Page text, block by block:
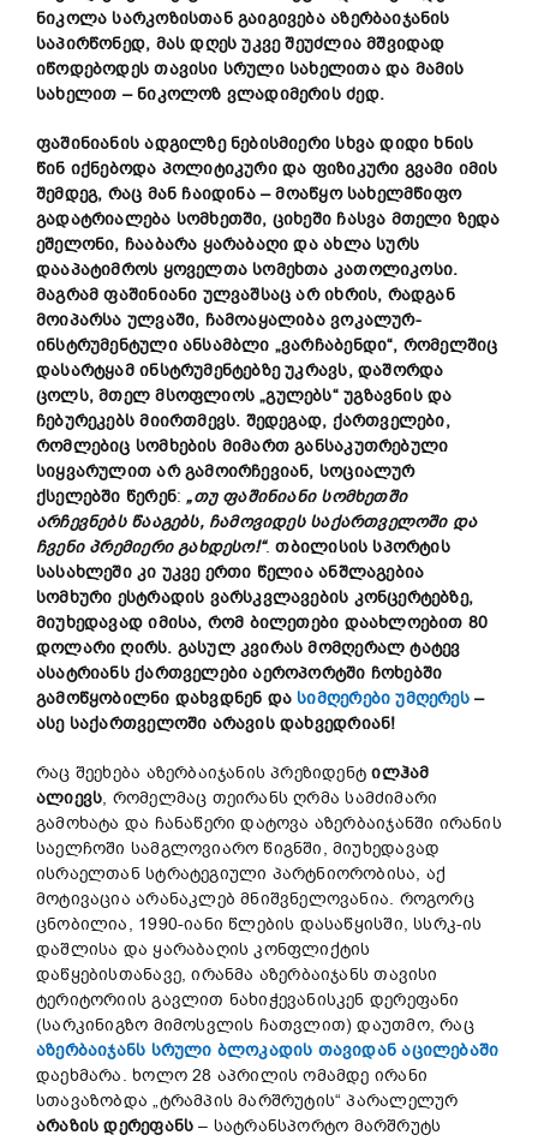
ნიკოლასარკოზისთან გაიგივებააზერბაიჯანის
საპირწონედ, მასდღეს უკვეშეუძლიამშვიდად
იწოდებოდესთავისი სრულისახელითა და მამის
სახელით –ნიკოლოზ ვლადიმერისძედ.
ფაშინიანისადგილზენებისმიერისხვადიდიხნის
წინ იქნებოდა პოლიტიკურიდა ფიზიკური გვამი იმის
შემდეგ, რაც მანჩაიდინა –მოაწყოსახელმწიფო
გადატრიალება სომხეთში, ციხეშიჩასვა მთელი ზედა
ეშელონი, ჩააბარა ყარაბაღიდაახლასურს
დააპატიმროს ყოველთასომეხთა კათოლიკოსი.
მაგრამფაშინიანი ულვაშსაცარიხრის, რადგან
მოიპარსა ულვაში, ჩამოაყალიბავოკალურ-
ინსტრუმენტული ანსამბლი „ვარჩაბენდი“, რომელშიც
დასარტყამინსტრუმენტებზეუკრავს, დაშორდა
ცოლს,მთელმსოფლიოს „გულებს“უგზავნის და
ჩებურეკებსმიირთმევს. შედეგად, ქართველები,
რომლებიც სომხების მიმართგანსაკუთრებული
სიყვარულითარგამოირჩევიან, სოციალურ
ქსელებში წერენ:„თუ ფაშინიანი სომხეთში
არჩევნებს წააგებს, ჩამოვიდეს საქართველოში და
ჩვენი პრემიერიგახდესო!“.თბილისისსპორტის
სასახლეშიკი უკვე ერთი წელიაანშლაგებია
სომხური ესტრადის ვარსკვლავების კონცერტებზე,
მიუხედავადიმისა, რომ ბილეთები დაახლოებით 80
დოლარიღირს. გასულ კვირასმომღერალტატევ
ასატრიანსქართველებიაეროპორტში ჩოხებში
გამოწყობილნი დახვდნენ დასიმღერები უმღერეს–
ასე საქართველოში არავისდახვედრიან!
რაც შეეხება აზერბაიჯანის პრეზიდენტილჰამ
ალიევს, რომელმაც თეირანს ღრმა სამძიმარი
გამოხატა და ჩანაწერი დატოვა აზერბაიჯანში ირანის
საელჩოში სამგლოვიარო წიგნში, მიუხედავად
ისრაელთან სტრატეგიული პარტნიორობისა, აქ
მოტივაცია არანაკლებ მნიშვნელოვანია. როგორც
ცნობილია, 1990-იანი წლების დასაწყისში, სსრკ-ის
დაშლისა და ყარაბაღის კონფლიქტის
დაწყებისთანავე, ირანმა აზერბაიჯანს თავისი
ტერიტორიის გავლით ნახიჭევანისკენ დერეფანი
(სარკინიგზო მიმოსვლის ჩათვლით) დაუთმო, რაც
აზერბაიჯანს სრული ბლოკადის თავიდან აცილებაში
დაეხმარა. ხოლო 28 აპრილის ომამდე ირანი
სთავაზობდა „ტრამპის მარშრუტის“ პარალელურ
არაზისდერეფანს – სატრანსპორტო მარშრუტს